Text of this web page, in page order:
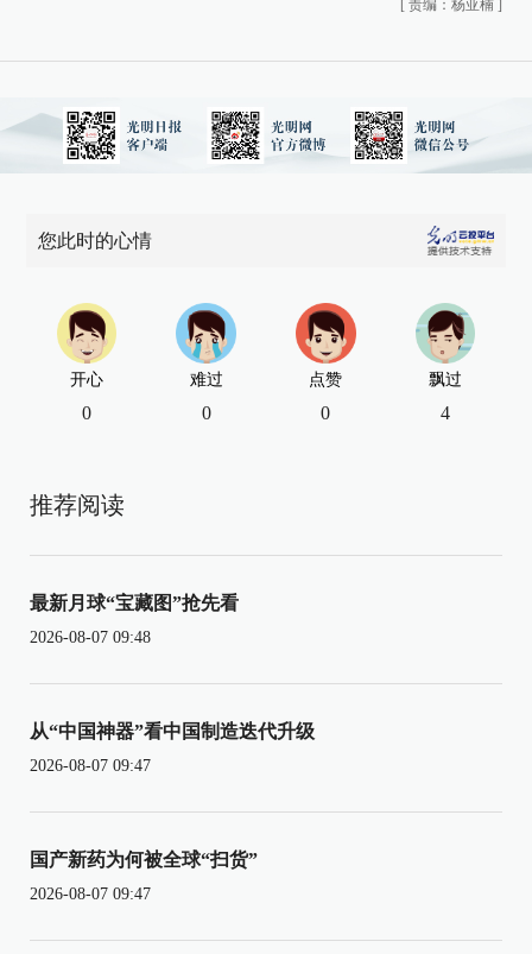
[ 责编：杨亚楠 ]
您此时的心情
开心
0
难过
0
点赞
0
飘过
4
推荐阅读
最新月球“宝藏图”抢先看
2026-08-07 09:48
从“中国神器”看中国制造迭代升级
2026-08-07 09:47
国产新药为何被全球“扫货”
2026-08-07 09:47